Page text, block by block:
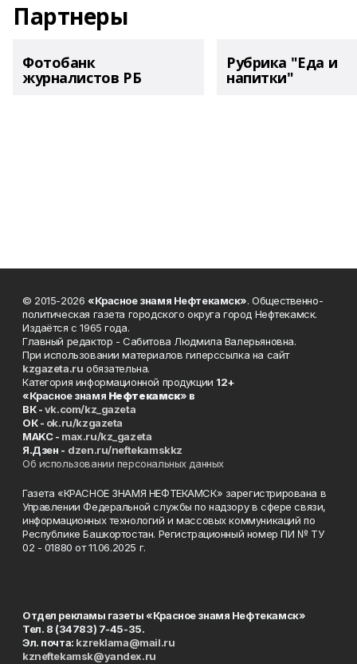
Партнеры
Фотобанк
журналистов РБ
Рубрика "Еда и
напитки"
© 2015-2026 «Красное знамя Нефтекамск». Общественно-
политическая газета городского округа город Нефтекамск.
Издаётся с 1965 года.
Главный редактор - Сабитова Людмила Валерьяновна.
При использовании материалов гиперссылка на сайт
kzgazeta.ru обязательна.
Категория информационной продукции 12+
«Красное знамя Нефтекамск» в
ВК -vk.com/kz_gazeta
ОК - ok.ru/kzgazeta
MAKC - max.ru/kz_gazeta
Я.Дзен - dzen.ru/neftekamskkz
Об использовании персональных данных
Газета «КРАСНОЕ ЗНАМЯ НЕФТЕКАМСК» зарегистрирована в
Управлении Федеральной службы по надзору в сфере связи,
информационных технологий и массовых коммуникаций по
Республике Башкортостан. Регистрационный номер ПИ № ТУ
02 - 01880 от 11.06.2025 г.
Отдел рекламы газеты «Красное знамя Нефтекамск»
Тел. 8 (34783) 7-45-35.
Эл. почта: kzreklama@mail.ru
kzneftekamsk@yandex.ru